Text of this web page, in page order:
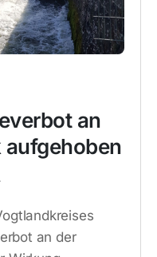
an
aufgehoben
an der